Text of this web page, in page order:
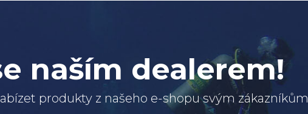
naším dealerem!
produkty z našeho e-shopu svým zákazníkům